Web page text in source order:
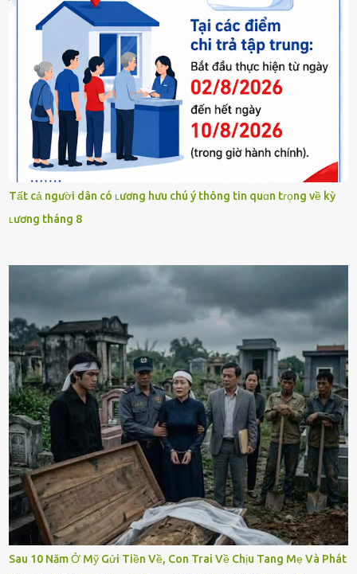
Tất cả người dân có ʟương hưu chú ý thông tin quɑn tɾọng về kỳ
ʟương tháng 8
Sau 10 Năm Ở Mỹ Gửi Tiền Về, Con Trai Về Chịu Tang Mẹ Và Phát